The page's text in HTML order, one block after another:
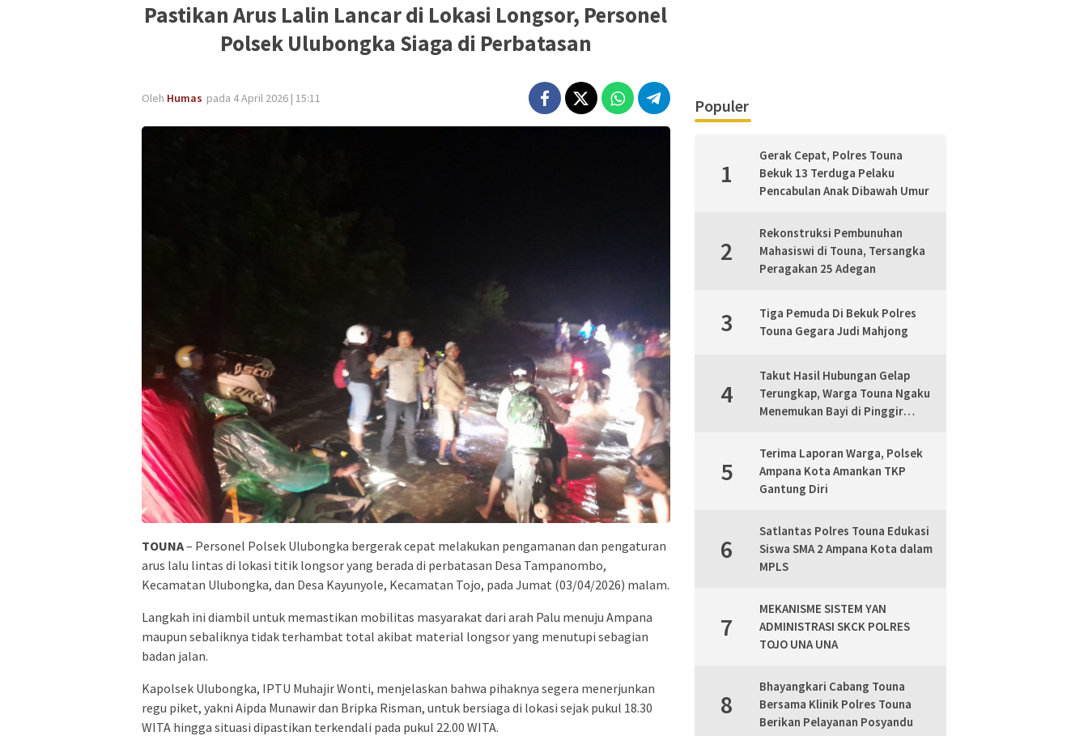
Pastikan Arus Lalin Lancar di Lokasi Longsor, Personel
Polsek Ulubongka Siaga di Perbatasan
Oleh Humas pada 4 April 2026 | 15:11
TOUNA– Personel Polsek Ulubongka bergerak cepat melakukan pengamanan dan pengaturan
arus lalu lintas di lokasi titik longsor yang berada di perbatasan Desa Tampanombo,
Kecamatan Ulubongka, dan Desa Kayunyole, Kecamatan Tojo, pada Jumat (03/04/2026) malam.
Langkah ini diambil untuk memastikan mobilitas masyarakat dari arah Palu menuju Ampana
maupun sebaliknya tidak terhambat total akibat material longsor yang menutupi sebagian
badan jalan.
Kapolsek Ulubongka, IPTU Muhajir Wonti, menjelaskan bahwa pihaknya segera menerjunkan
regu piket, yakni Aipda Munawir dan Bripka Risman, untuk bersiaga di lokasi sejak pukul 18.30
WITA hingga situasi dipastikan terkendali pada pukul 22.00 WITA.
Populer
1
Gerak Cepat, Polres Touna
Bekuk 13 Terduga Pelaku
Pencabulan Anak Dibawah Umur
2
Rekonstruksi Pembunuhan
Mahasiswi di Touna, Tersangka
Peragakan 25 Adegan
3
Tiga Pemuda Di Bekuk Polres
Touna Gegara Judi Mahjong
4
Takut Hasil Hubungan Gelap
Terungkap, Warga Touna Ngaku
Menemukan Bayi di Pinggir
5
Terima Laporan Warga, Polsek
Ampana Kota Amankan TKP
Gantung Diri
6
Satlantas Polres Touna Edukasi
Siswa SMA 2 Ampana Kota dalam
MPLS
7
MEKANISME SISTEM YAN
ADMINISTRASI SKCK POLRES
TOJO UNA UNA
8
Bhayangkari Cabang Touna
Bersama Klinik Polres Touna
Berikan Pelayanan Posyandu